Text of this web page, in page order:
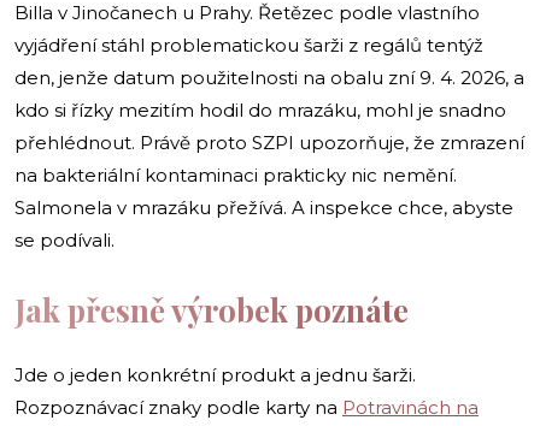
Billa v Jinočanech u Prahy. Řetězec podle vlastního
vyjádření stáhl problematickou šarži z regálů tentýž
den, jenže datum použitelnosti na obalu zní 9. 4. 2026, a
kdo si řízky mezitím hodil do mrazáku, mohl je snadno
přehlédnout. Právě proto SZPI upozorňuje, že zmrazení
na bakteriální kontaminaci prakticky nic nemění.
Salmonela v mrazáku přežívá. A inspekce chce, abyste
se podívali.
Jak přesně výrobek poznáte
Jde o jeden konkrétní produkt a jednu šarži.
Rozpoznávací znaky podle karty na Potravinách na